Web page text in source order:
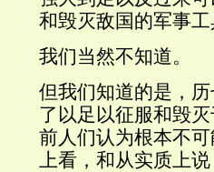
和毁灭敌国的军事工
我们当然不知道。
但我们知道的是，
了以足以征服和毁
前人们认为根本不
上看，和从实质上